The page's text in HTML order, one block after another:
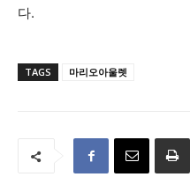
다.
TAGS 마리오아울렛